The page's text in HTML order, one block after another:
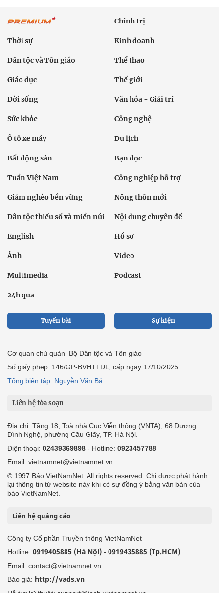
Chính trị
Thời sự Kinh doanh
Dân tộc và Tôn giáo Thể thao
Giáo dục Thế giới
Đời sống Văn hóa - Giải trí
Sức khỏe Công nghệ
Ô tô xe máy Du lịch
Bất động sản Bạn đọc
Tuần Việt Nam Công nghiệp hỗ trợ
Giảm nghèo bền vững Nông thôn mới
Dân tộc thiểu số và miền núi Nội dung chuyên đề
English Hồ sơ
Ảnh Video
Multimedia Podcast
24h qua
Tuyến bài Sự kiện
Cơ quan chủ quản: Bộ Dân tộc và Tôn giáo
Số giấy phép: 146/GP-BVHTTDL, cấp ngày 17/10/2025
Tổng biên tập: Nguyễn Văn Bá
Liên hệ tòa soạn
Địa chỉ: Tầng 18, Toà nhà Cục Viễn thông (VNTA), 68 Dương
Đình Nghệ, phường Cầu Giấy, TP. Hà Nội.
Điện thoại: 02439369898 - Hotline: 0923457788
Email: vietnamnet@vietnamnet.vn
© 1997 Báo VietNamNet. All rights reserved. Chỉ được phát hành
lại thông tin từ website này khi có sự đồng ý bằng văn bản của
báo VietNamNet.
Liên hệ quảng cáo
Công ty Cổ phần Truyền thông VietNamNet
Hotline: 0919405885 (Hà Nội) - 0919435885 (Tp.HCM)
Email: contact@vietnamnet.vn
Báo giá: http://vads.vn